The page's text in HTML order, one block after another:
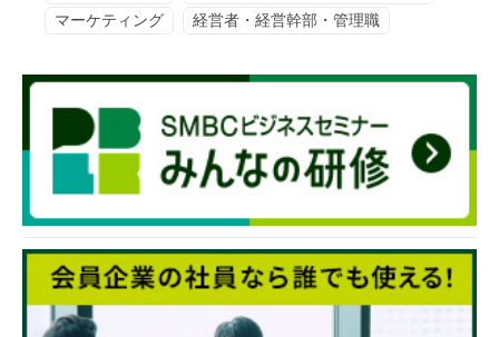
マーケティング 経営者・経営幹部・管理職